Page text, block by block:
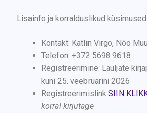
Lisainfo ja korralduslikud küsimused:
Kontakt: Kätlin Virgo, Nõo
Telefon: +372 5698 9618
Registreerimine: Lauljate
kuni 25. veebruarini 2026
Registreerimislink SIIN
korral kirjutage